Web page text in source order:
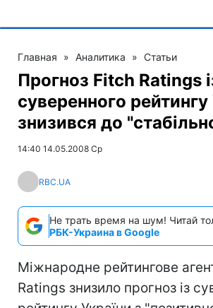
Главная » Аналитика » Статьи
Прогноз Fitch Ratings
суверенного рейтингу
знизився до
14:40 14.05.2008 Ср
RBC.UA
Не трать время на шум! Читай
РБК-Украина в Google
Міжнародне рейтингове
Ratings знизило прогноз із